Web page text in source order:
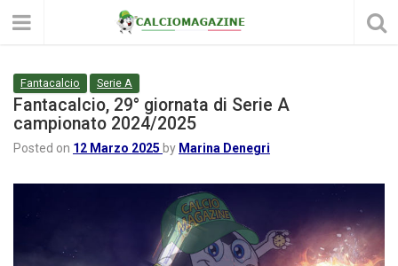
Fantacalcio Serie A
Fantacalcio, 29° giornata di Serie A
campionato 2024/2025
Posted on 12 Marzo 2025 by Marina Denegri